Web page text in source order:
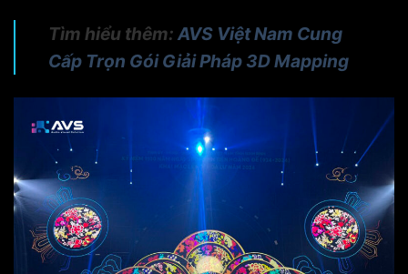
Tìm hiểu thêm: AVS Việt Nam Cung
Cấp Trọn Gói Giải Pháp 3D Mapping